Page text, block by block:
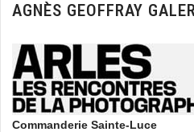
AGNÈS GEOFFRAY
Commanderie Sainte-Luce